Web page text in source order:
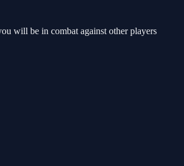
will be in combat against other players